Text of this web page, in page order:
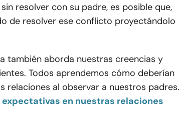
resolver con su padre, es posible que,
de resolver ese conflicto proyectándolo
también aborda nuestras creencias y
Todos aprendemos cómo deberían
relaciones al observar a nuestros padres.
expectativas en nuestras relaciones